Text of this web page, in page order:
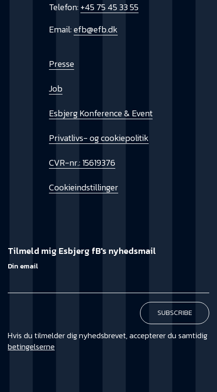
Telefon:+45 75 45 33 55
Email:efb@efb.dk
Presse
Job
Esbjerg Konference & Event
Privatlivs- og cookiepolitik
CVR-nr.: 15619376
Cookieindstillinger
Tilmeld mig Esbjerg fB's nyhedsmail
Din email
Hvis du tilmelder dig nyhedsbrevet, accepterer du samtidig
betingelserne